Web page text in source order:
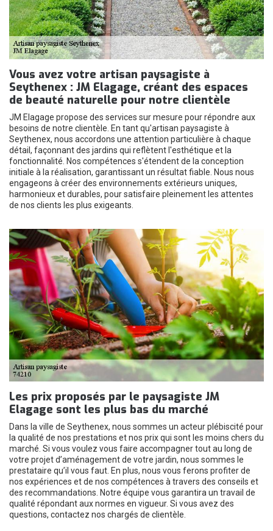
Vous avez votre artisan paysagiste à
Seythenex : JM Elagage, créant des espaces
de beauté naturelle pour notre clientèle
JM Elagage propose des services sur mesure pour répondre aux
besoins de notre clientèle. En tant qu'artisan paysagiste à
Seythenex, nous accordons une attention particulière à chaque
détail, façonnant des jardins qui reflètent l'esthétique et la
fonctionnalité. Nos compétences s'étendent de la conception
initiale à la réalisation, garantissant un résultat fiable. Nous nous
engageons à créer des environnements extérieurs uniques,
harmonieux et durables, pour satisfaire pleinement les attentes
de nos clients les plus exigeants.
Les prix proposés par le paysagiste JM
Elagage sont les plus bas du marché
Dans la ville de Seythenex, nous sommes un acteur plébiscité pour
la qualité de nos prestations et nos prix qui sont les moins chers du
marché. Si vous voulez vous faire accompagner tout au long de
votre projet d’aménagement de votre jardin, nous sommes le
prestataire qu’il vous faut. En plus, nous vous ferons profiter de
nos expériences et de nos compétences à travers des conseils et
des recommandations. Notre équipe vous garantira un travail de
qualité répondant aux normes en vigueur. Si vous avez des
questions, contactez nos chargés de clientèle.